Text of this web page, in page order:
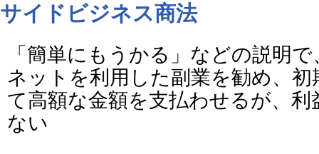
サイドビジネス商法
「簡単にもうかる」などの説明
ネットを利用した副業を勧め、初
て高額な金額を支払わせるが、利
ない